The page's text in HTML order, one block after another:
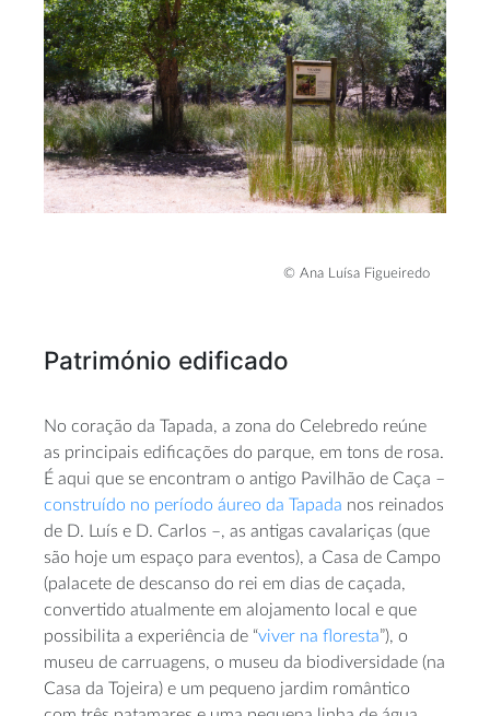
© Ana Luísa Figueiredo
Património edificado
No coração da Tapada, a zona do Celebredo reúne
as principais edificações do parque, em tons de rosa.
É aqui que se encontram o antigo Pavilhão de Caça –
construído no período áureo da Tapada nos reinados
de D. Luís e D. Carlos –, as antigas cavalariças (que
são hoje um espaço para eventos), a Casa de Campo
(palacete de descanso do rei em dias de caçada,
convertido atualmente em alojamento local e que
possibilita a experiência de “viver na floresta”), o
museu de carruagens, o museu da biodiversidade (na
Casa da Tojeira) e um pequeno jardim romântico